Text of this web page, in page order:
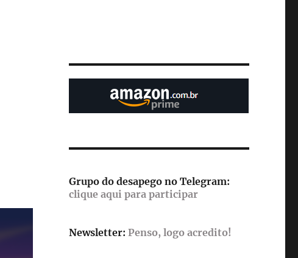
Grupo do desapego no Telegram:
clique aqui para participar
Newsletter: Penso, logo acredito!